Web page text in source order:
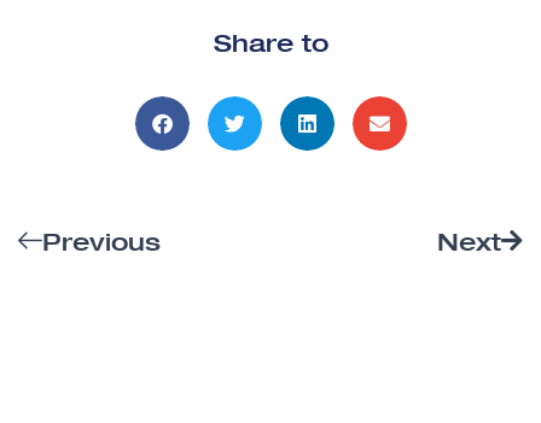
Share to
Previous Next